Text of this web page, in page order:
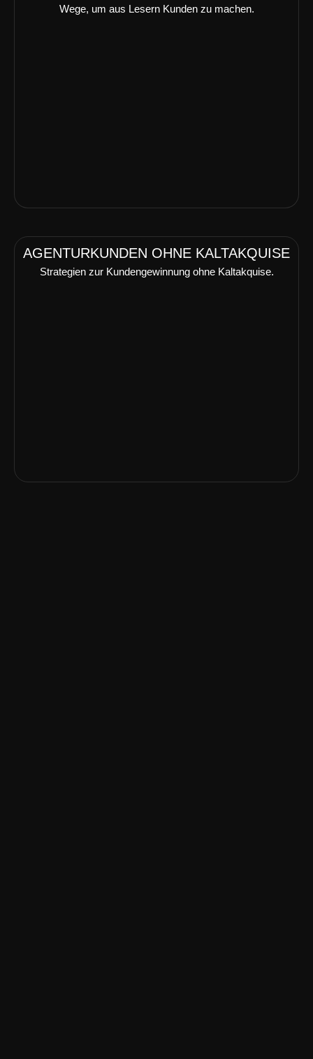
Wege, um aus Lesern Kunden zu machen.
AGENTURKUNDEN OHNE KALTAKQUISE
Strategien zur Kundengewinnung ohne Kaltakquise.